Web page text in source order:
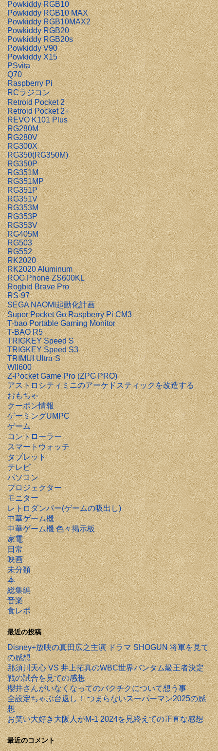
Powkiddy RGB10
Powkiddy RGB10 MAX
Powkiddy RGB10MAX2
Powkiddy RGB20
Powkiddy RGB20s
Powkiddy V90
Powkiddy X15
PSvita
Q70
Raspberry Pi
RCラジコン
Retroid Pocket 2
Retroid Pocket 2+
REVO K101 Plus
RG280M
RG280V
RG300X
RG350(RG350M)
RG350P
RG351M
RG351MP
RG351P
RG351V
RG353M
RG353P
RG353V
RG405M
RG503
RG552
RK2020
RK2020 Aluminum
ROG Phone ZS600KL
Rogbid Brave Pro
RS-97
SEGA NAOMI起動化計画
Super Pocket Go Raspberry Pi CM3
T-bao Portable Gaming Monitor
T-BAO R5
TRIGKEY Speed S
TRIGKEY Speed S3
TRIMUI Ultra-S
WII600
Z-Pocket Game Pro (ZPG PRO)
アストロシティミニのアーケドスティックを改造する
おもちゃ
クーポン情報
ゲーミングUMPC
ゲーム
コントローラー
スマートウォッチ
タブレット
テレビ
パソコン
プロジェクター
モニター
レトロダンパー(ゲームの吸出し)
中華ゲーム機
中華ゲーム機 色々掲示板
家電
日常
映画
未分類
本
総集編
音楽
食レポ
最近の投稿
Disney+放映の真田広之主演 ドラマ SHOGUN 将軍を見て
の感想
那須川天心 VS 井上拓真のWBC世界バンタム級王者決定
戦の試合を見ての感想
櫻井さんがいなくなってのバクチクについて想う事
全設定ちゃぶ台返し！ つまらないスーパーマン2025の感
想
お笑い大好き大阪人がM-1 2024を見終えての正直な感想
最近のコメント